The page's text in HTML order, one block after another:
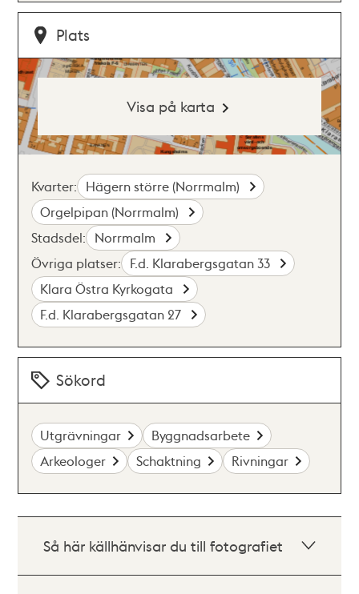
Plats
Visa på karta
Kvarter: Hägern större (Norrmalm)
Orgelpipan (Norrmalm)
Stadsdel: Norrmalm
Övriga platser: F.d. Klarabergsgatan 33
Klara Östra Kyrkogata
F.d. Klarabergsgatan 27
Sökord
Utgrävningar
Byggnadsarbete
Arkeologer
Schaktning Rivningar
Så här källhänvisar du till fotografiet